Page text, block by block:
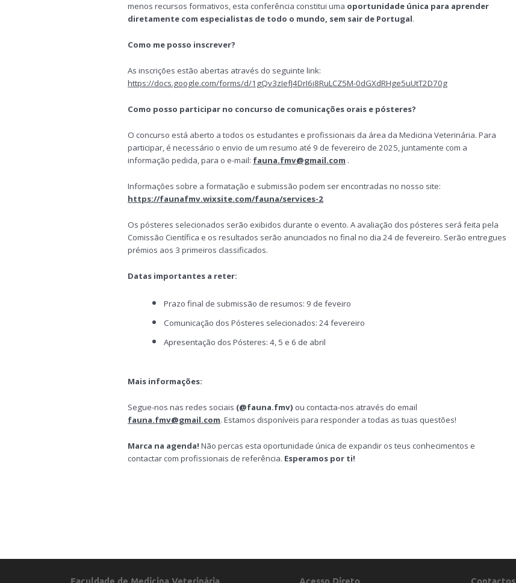
menos recursos formativos, esta conferência constitui uma oportunidade única para aprender
diretamente com especialistas de todo o mundo, sem sair de Portugal.
Como me posso inscrever?
As inscrições estão abertas através do seguinte link:
https://docs.google.com/forms/d/1gQv3zIefJ4DrI6i8RuLCZ5M-0dGXdRHge5uUtT2D70g
Como posso participar no concurso de comunicações orais e pósteres?
O concurso está aberto a todos os estudantes e profissionais da área da Medicina Veterinária. Para
participar, é necessário o envio de um resumo até 9 de fevereiro de 2025, juntamente com a
informação pedida, para o e-mail: fauna.fmv@gmail.com .
Informações sobre a formatação e submissão podem ser encontradas no nosso site:
https://faunafmv.wixsite.com/fauna/services-2
Os pósteres selecionados serão exibidos durante o evento. A avaliação dos pósteres será feita pela
Comissão Científica e os resultados serão anunciados no final no dia 24 de fevereiro. Serão entregues
prémios aos 3 primeiros classificados.
Datas importantes a reter:
Prazo final de submissão de resumos: 9 de feveiro
Comunicação dos Pósteres selecionados: 24 fevereiro
Apresentação dos Pósteres: 4, 5 e 6 de abril
Mais informações:
Segue-nos nas redes sociais (@fauna.fmv) ou contacta-nos através do email
fauna.fmv@gmail.com. Estamos disponíveis para responder a todas as tuas questões!
Marca na agenda! Não percas esta oportunidade única de expandir os teus conhecimentos e
contactar com profissionais de referência. Esperamos por ti!